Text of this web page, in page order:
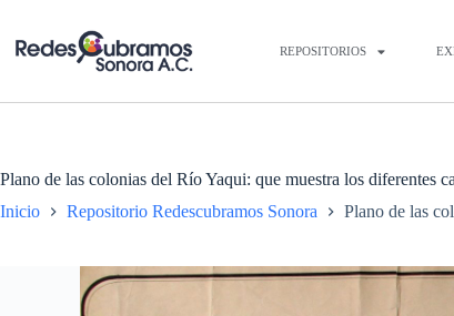
REPOSITORIOS
Plano de las colonias del Río Yaqui: que muestra los diferentes
Inicio
Repositorio Redescubramos Sonora Plano de las